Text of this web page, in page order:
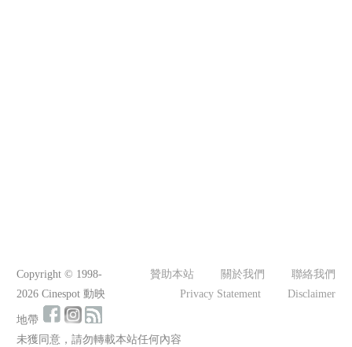
贊助本站 關於我們
聯絡我們
Privacy Statement
Disclaimer
Copyright © 1998-
2026 Cinespot 動映
地帶
未獲同意，請勿轉載本站任何內容